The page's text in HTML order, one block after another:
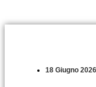
18 Giugno 2026